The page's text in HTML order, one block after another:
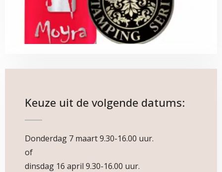
Keuze uit de volgende datums:
Donderdag 7 maart 9.30-16.00 uur.
of
dinsdag 16 april 9.30-16.00 uur.